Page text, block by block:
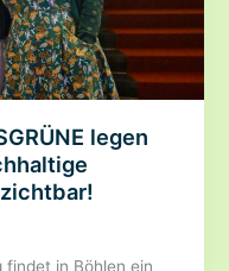
legen
findet in Böhlen ein